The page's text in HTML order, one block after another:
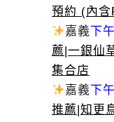
預約 (內含
嘉義下
薦|一銀仙
集合店
嘉義下
推薦|知更